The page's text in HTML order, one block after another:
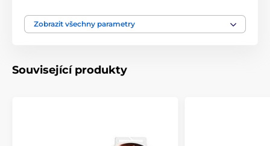
Typ ocenění
Zobrazit všechny parametry
Související produkty